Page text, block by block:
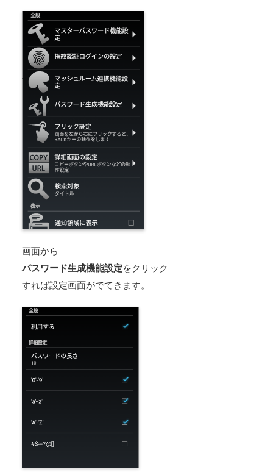
画面から
パスワード生成機能設定をクリック
すれば設定画面がでてきます。